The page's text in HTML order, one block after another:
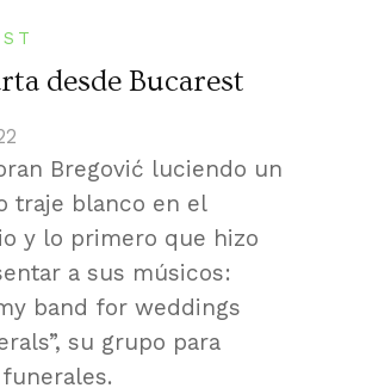
desde Bucarest
Bregović luciendo un
traje blanco en el
y lo primero que hizo
a sus músicos:
band for weddings
su grupo para